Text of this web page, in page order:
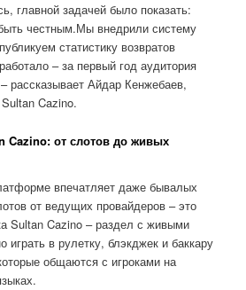
главной задачей было показать:
честным.Мы внедрили систему
статистику возвратов
– за первый год аудитория
рассказывает Айдар Кенжебаев,
Cazino.
Cazino: от слотов до живых
впечатляет даже бывалых
от ведущих провайдеров – это
Sultan Cazino – раздел с живыми
в рулетку, блэкджек и баккару
общаются с игроками на